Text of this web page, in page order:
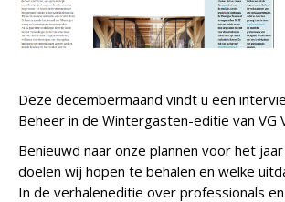
Deze decembermaand vindt u een
Beheer in de Wintergasten-editie van VG
Benieuwd naar onze plannen voor het
doelen wij hopen te behalen en welke
In de verhaleneditie over professionals